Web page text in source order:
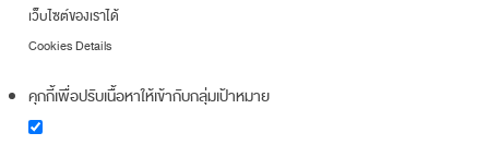
เว็บไซต์ของเราได้
Cookies Details
คุกกี้เพื่อปรับเนื้อหาให้เข้ากับกลุ่มเป้าหมาย